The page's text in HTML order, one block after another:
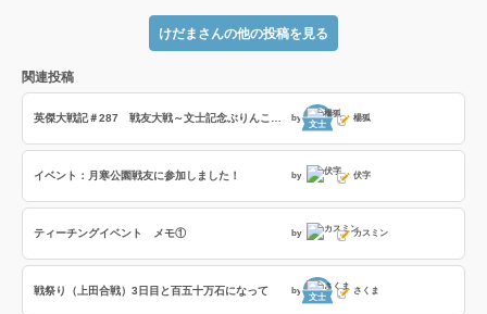
けだまさんの他の投稿を見る
関連投稿
by
文士
楊狐
イベント：月寒公園戦友に参加しました！ by 伏字
ティーチングイベント メモ① by カスミン
戦祭り（上田合戦）3日目と百五十万石になって by
文士
さくま